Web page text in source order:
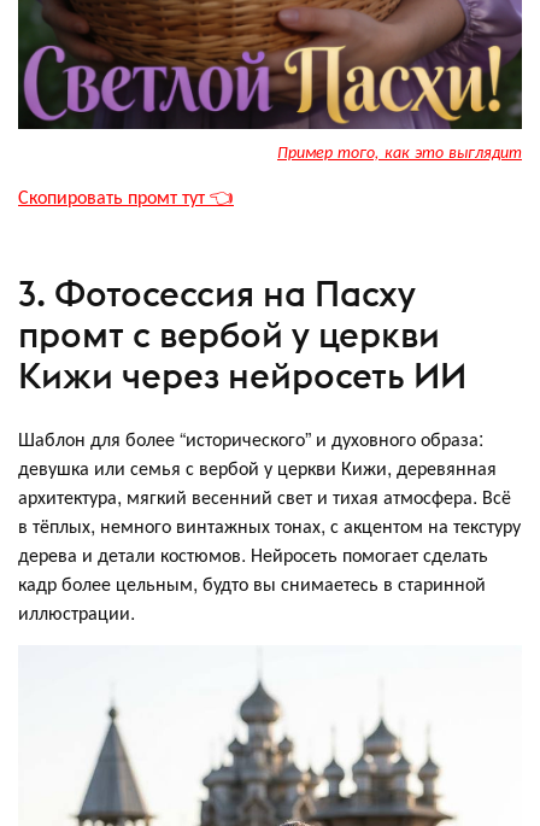
Пример того, как это выглядит
Скопировать промт тут 👈
3. Фотосессия на Пасху
промт с вербой у церкви
Кижи через нейросеть ИИ
Шаблон для более “исторического” и духовного образа:
девушка или семья с вербой у церкви Кижи, деревянная
архитектура, мягкий весенний свет и тихая атмосфера. Всё
в тёплых, немного винтажных тонах, с акцентом на текстуру
дерева и детали костюмов. Нейросеть помогает сделать
кадр более цельным, будто вы снимаетесь в старинной
иллюстрации.